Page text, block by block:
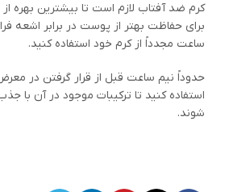
کرم ضد آفتاب لازم است تا بیشترین بهره از SPF آن برده شود.
ساعت مجدداً از کرم خود استفاده کنید.
حدوداً نیم ساعت قبل از قرار گرفتن در
استفاده کنید تا ترکیبات موجود در آن با
شوند.